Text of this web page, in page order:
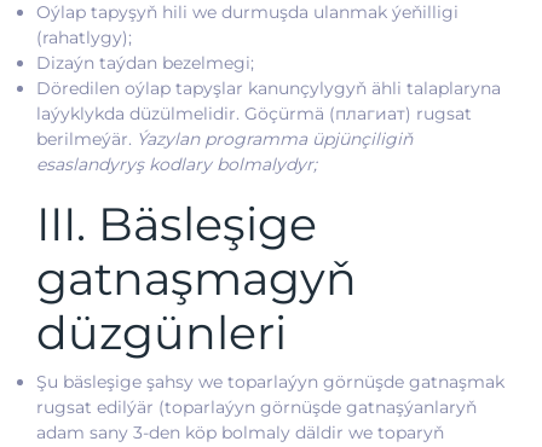
Oýlap tapyşyň hili we durmuşda ulanmak ýeňilligi
(rahatlygy);
Dizaýn taýdan bezelmegi;
Döredilen oýlap tapyşlar kanunçylygyň ähli talaplaryna
laýyklykda düzülmelidir. Göçürmä (плагиат) rugsat
berilmeýär. Ýazylan programma üpjünçiligiň
esaslandyryş kodlary bolmalydyr;
III. Bäsleşige
gatnaşmagyň
düzgünleri
Şu bäsleşige şahsy we toparlaýyn görnüşde gatnaşmak
rugsat edilýär (toparlaýyn görnüşde gatnaşýanlaryň
adam sany 3-den köp bolmaly däldir we toparyň